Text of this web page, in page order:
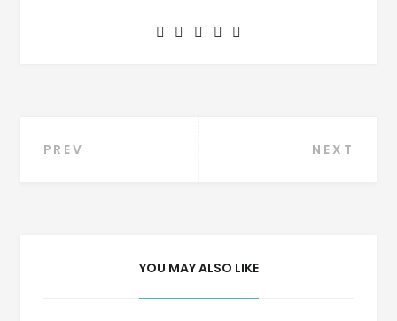
Navegação
PREV NEXT
YOU MAY ALSO LIKE